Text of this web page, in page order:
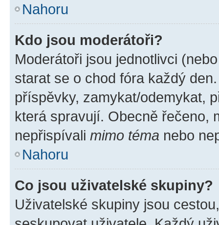
Nahoru
Kdo jsou moderátoři?
Moderátoři jsou jednotlivci
starat se o chod fóra každý
příspěvky, zamykat/odemykat,
která spravují. Obecně řečeno,
nepřispívali mimo téma nebo
Nahoru
Co jsou uživatelské skupiny?
Uživatelské skupiny jsou